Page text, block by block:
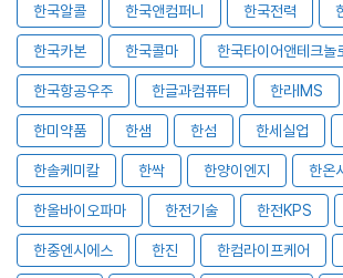
한국알콜 한국앤컴퍼니 한국전력
한국카본 한국콜마 한국타이어앤테크놀
한국항공우주 한글과컴퓨터 한라IMS
한미약품 한샘 한섬 한세실업
한솔케미칼 한싹 한양이엔지 한온
한올바이오파마 한전기술 한전KPS
한중엔시에스 한진 한컴라이프케어